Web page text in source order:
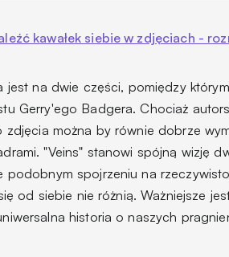
kawałek siebie w zdjęciach -
jest na dwie części, pomiędzy
Gerry'ego Badgera. Chociaż
zdjęcia można by równie dobrze
"Veins" stanowi spójną wizję
podobnym spojrzeniu na
od siebie nie różnią. Ważniejsze
historia o naszych